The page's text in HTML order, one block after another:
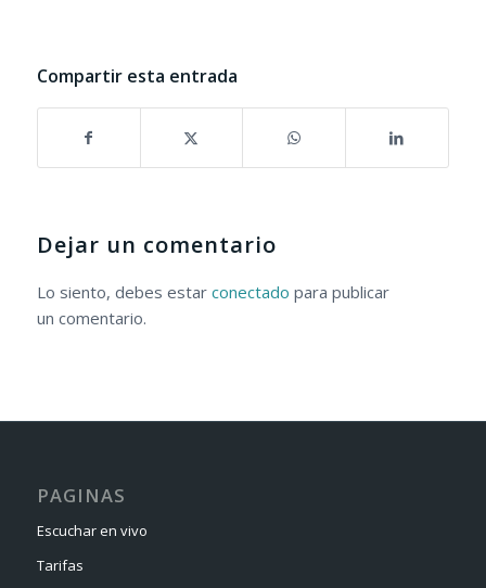
Compartir esta entrada
Dejar un comentario
Lo siento, debes estar conectado para publicar
un comentario.
PAGINAS
Escuchar en vivo
Tarifas